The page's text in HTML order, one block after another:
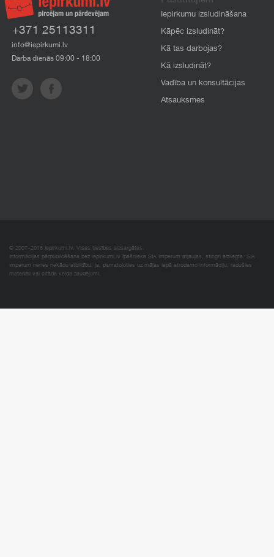
+371 25113311
info@iepirkumi.lv
Darba dienās 09:00 - 18:00
Iepirkumu izsludināšana
Kāpēc izsludināt?
Kā tas darbojas?
Kā izsludināt?
Vadība un konsultācijas
Atsauksmes
© 2007–2018 Iepirkumi.lv. Visas tiesības aizsargātas.
Informācijas pārpublicēšana bez iepirkumi.lv īpašnieka SIA Imperum atļaujas, stingri aizliegta. SIA
Imperum nenes nekādu atbildību, ja, pamatojoties uz mājas lapā atrodamo informāciju, radušies
materiāli vai citāda veida zaudējumi.